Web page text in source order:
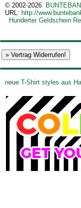
© 2002-2026
URL: http://
Hunderter Geldschein
neue T-Shirt styles aus